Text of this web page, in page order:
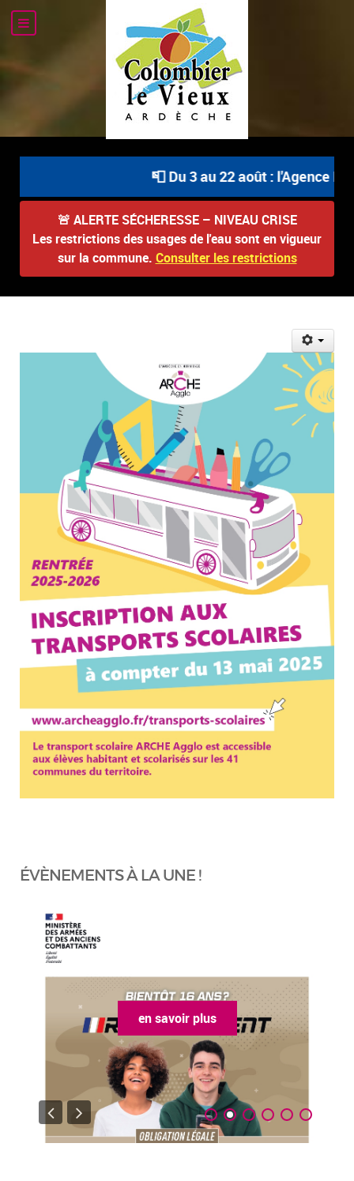
📮 Du 3 au 22 août : l'Agence
🚨 ALERTE SÉCHERESSE – NIVEAU CRISE
Les restrictions des usages de l'eau sont en vigueur
sur la commune. Consulter les restrictions
ÉVÈNEMENTS À LA UNE !
en savoir plus